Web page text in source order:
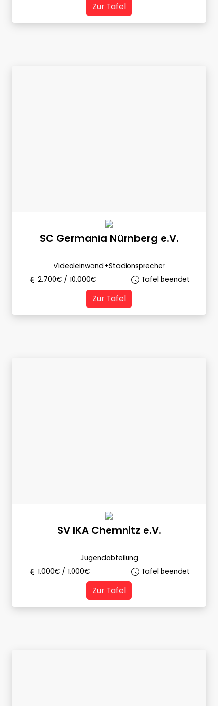
Zur Tafel
SC Germania Nürnberg e.V.
Videoleinwand+Stadionsprecher
2.700€ / 10.000€ Tafel beendet
Zur Tafel
SV IKA Chemnitz e.V.
Jugendabteilung
1.000€ / 1.000€ Tafel beendet
Zur Tafel